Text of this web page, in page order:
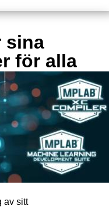
sina
för alla
av sitt